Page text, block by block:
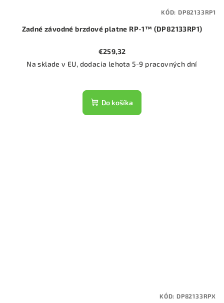
Zadné závodné brzdové platne RP-1™ (DP82133RP1)
€259,32
Na sklade v EU, dodacia lehota 5-9 pracovných dní
Do košíka
KÓD: DP82133RP1
KÓD: DP82133RPX